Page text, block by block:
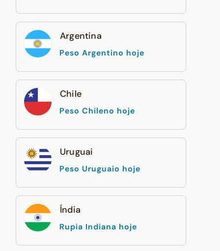
Argentina
Peso Argentino hoje
Chile
Peso Chileno hoje
Uruguai
Peso Uruguaio hoje
Índia
Rupia Indiana hoje